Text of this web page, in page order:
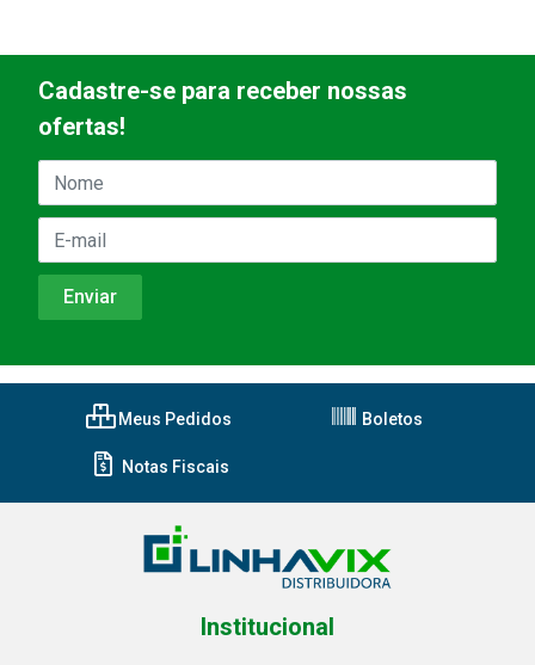
Cadastre-se para receber nossas
ofertas!
Meus Pedidos Boletos
Notas Fiscais
Institucional